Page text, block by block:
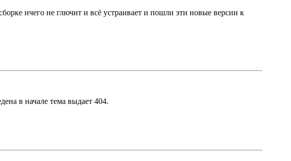
нчего не глючит и всё устраивает и пошли эти новые версии к
в начале тема выдает 404.